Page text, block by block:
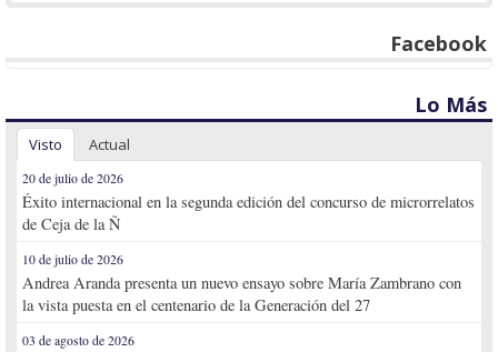
Facebook
Lo Más
Visto Actual
20 de julio de 2026
Éxito internacional en la segunda edición del concurso de microrrelatos
de Ceja de la Ñ
10 de julio de 2026
Andrea Aranda presenta un nuevo ensayo sobre María Zambrano con
la vista puesta en el centenario de la Generación del 27
03 de agosto de 2026